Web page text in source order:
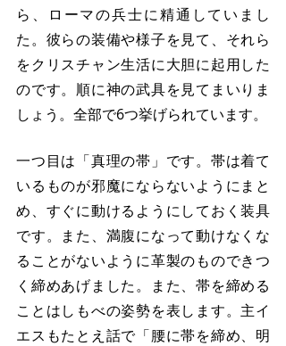
ら、ローマの兵士に精通していまし
た。彼らの装備や様子を見て、それら
をクリスチャン生活に大胆に起用した
のです。順に神の武具を見てまいりま
しょう。全部で6つ挙げられています。
一つ目は「真理の帯」です。帯は着て
いるものが邪魔にならないようにまと
め、すぐに動けるようにしておく装具
です。また、満腹になって動けなくな
ることがないように革製のものできつ
く締めあげました。また、帯を締める
ことはしもべの姿勢を表します。主イ
エスもたとえ話で「腰に帯を締め、明